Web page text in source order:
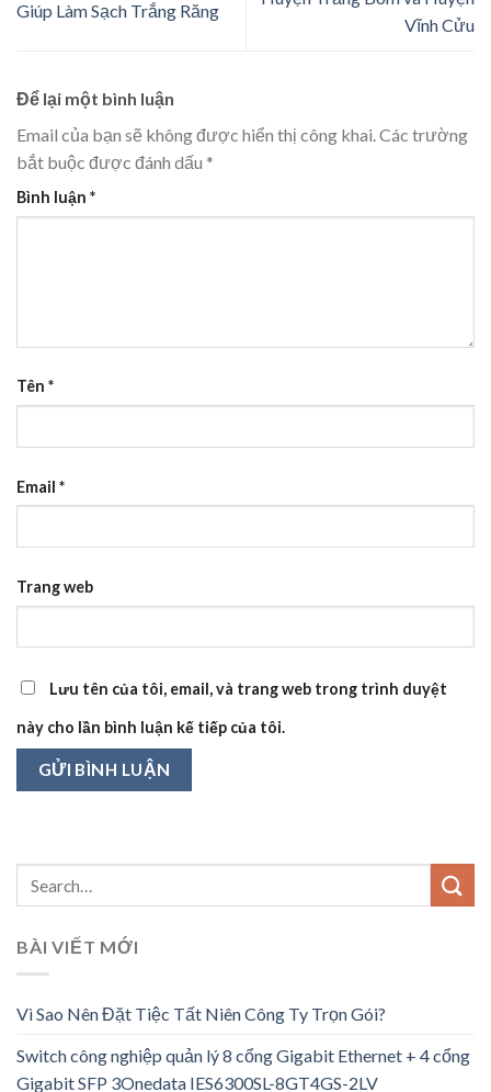
Giúp Làm Sạch Trắng Răng
Vĩnh Cửu
Để lại một bình luận
Email của bạn sẽ không được hiển thị công khai.Các trường
bắt buộc được đánh dấu *
Bình luận *
Tên *
Email *
Trang web
Lưu tên của tôi, email, và trang web trong trình duyệt
này cho lần bình luận kế tiếp của tôi.
BÀI VIẾT MỚI
Vì Sao Nên Đặt Tiệc Tất Niên Công Ty Trọn Gói?
Switch công nghiệp quản lý 8 cổng Gigabit Ethernet + 4 cổng
Gigabit SFP 3Onedata IES6300SL-8GT4GS-2LV